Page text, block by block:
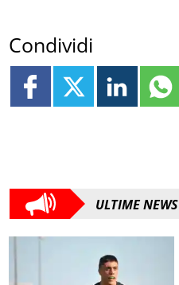
Condividi
ULTIME NEWS